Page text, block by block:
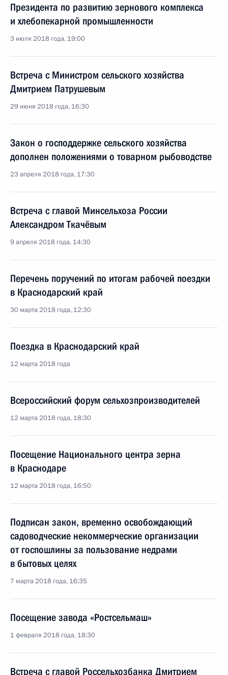
Президента по развитию зернового комплекса
и хлебопекарной промышленности
3 июля 2018 года, 19:00
Встреча с Министром сельского хозяйства
Дмитрием Патрушевым
29 июня 2018 года, 16:30
Закон о господдержке сельского хозяйства
дополнен положениями о товарном рыбоводстве
23 апреля 2018 года, 17:30
Встреча с главой Минсельхоза России
Александром Ткачёвым
9 апреля 2018 года, 14:30
Перечень поручений по итогам рабочей поездки
в Краснодарский край
30 марта 2018 года, 12:30
Поездка в Краснодарский край
12 марта 2018 года
Всероссийский форум сельхозпроизводителей
12 марта 2018 года, 18:30
Посещение Национального центра зерна
в Краснодаре
12 марта 2018 года, 16:50
Подписан закон, временно освобождающий
садоводческие некоммерческие организации
от госпошлины за пользование недрами
в бытовых целях
7 марта 2018 года, 16:35
Посещение завода «Ростсельмаш»
1 февраля 2018 года, 18:30
Встреча с главой Россельхозбанка Дмитрием